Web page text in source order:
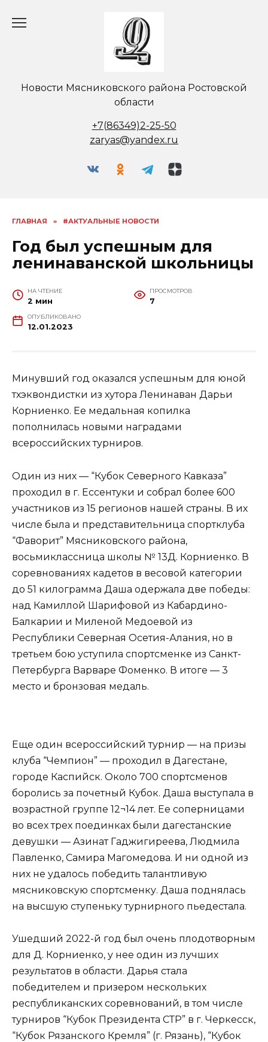
Новости Мясниковского района Ростовской
области
+7(86349)2-25-50
zaryas@yandex.ru
ГЛАВНАЯ » #АКТУАЛЬНЫЕ НОВОСТИ
Год был успешным для
ленинаванской школьницы
НА ЧТЕНИЕ
2 мин
ПРОСМОТРОВ
7
ОПУБЛИКОВАНО
12.01.2023
Минувший год оказался успешным для юной
тхэквондистки из хутора Ленинаван Дарьи
Корниенко. Ее медальная копилка
пополнилась новыми наградами
всероссийских турниров.
Один из них — “Кубок Северного Кавказа”
проходил в г. Ессентуки и собрал более 600
участников из 15 регионов нашей страны. В их
числе была и представительница спортклуба
“Фаворит” Мясниковского района,
восьмиклассница школы № 13Д. Корниенко. В
соревнованиях кадетов в весовой категории
до 51 килограмма Даша одержала две победы:
над Камиллой Шарифовой из Кабардино-
Балкарии и Миленой Медоевой из
Республики Северная Осетия-Алания, но в
третьем бою уступила спортсменке из Санкт-
Петербурга Варваре Фоменко. В итоге — 3
место и бронзовая медаль.
Еще один всероссийский турнир — на призы
клуба “Чемпион” — проходил в Дагестане,
городе Каспийск. Около 700 спортсменов
боролись за почетный Кубок. Даша выступала в
возрастной группе 12¬14 лет. Ее соперницами
во всех трех поединках были дагестанские
девушки — Азинат Гаджигиреева, Людмила
Павленко, Самира Магомедова. И ни одной из
них не удалось победить талантливую
мясниковскую спортсменку. Даша поднялась
на высшую ступеньку турнирного пьедестала.
Ушедший 2022-й год был очень плодотворным
для Д. Корниенко, у нее один из лучших
результатов в области. Дарья стала
победителем и призером нескольких
республиканских соревнований, в том числе
турниров “Кубок Президента СТР” в г. Черкесск,
“Кубок Рязанского Кремля” (г. Рязань), “Кубок